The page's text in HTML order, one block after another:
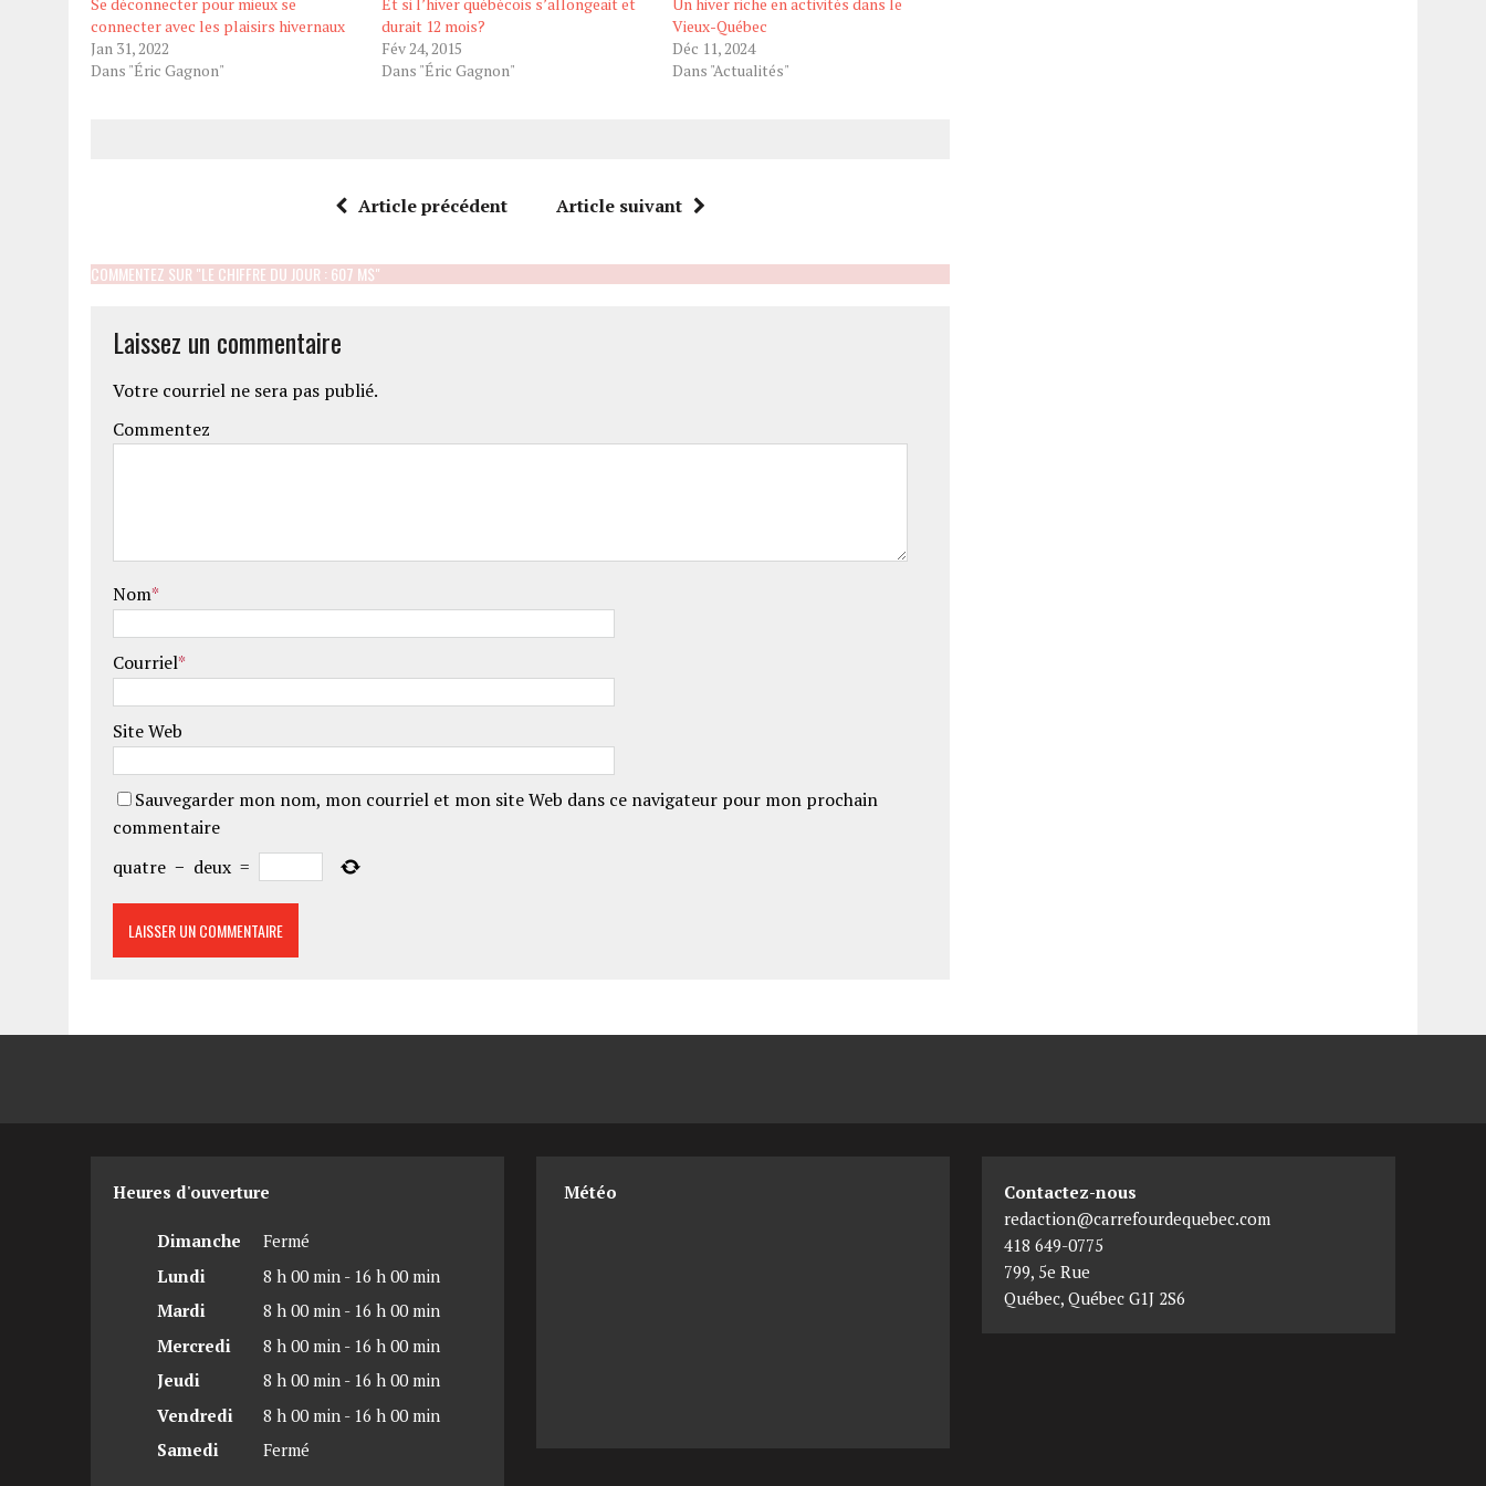
connecter avec les plaisirs hivernaux
Jan 31, 2022
Dans "Éric Gagnon"
durait 12 mois?
Fév 24, 2015
Dans "Éric Gagnon"
Vieux-Québec
Déc 11, 2024
Dans "Actualités"
Article précédent Article suivant
COMMENTEZ SUR "LE CHIFFRE DU JOUR : 607 M$"
Laissez un commentaire
Votre courriel ne sera pas publié.
Commentez
Nom*
Courriel*
Site Web
Sauvegarder mon nom, mon courriel et mon site Web dans ce navigateur pour mon prochain
commentaire
quatre − deux =
Heures d'ouverture
Dimanche
Fermé
Lundi
8 h 00 min - 16 h 00 min
Mardi
8 h 00 min - 16 h 00 min
Mercredi
8 h 00 min - 16 h 00 min
Jeudi
8 h 00 min - 16 h 00 min
Vendredi
8 h 00 min - 16 h 00 min
Samedi
Fermé
Météo
Contactez-nous
redaction@carrefourdequebec.com
418 649-0775
799, 5e Rue
Québec,Québec G1J 2S6